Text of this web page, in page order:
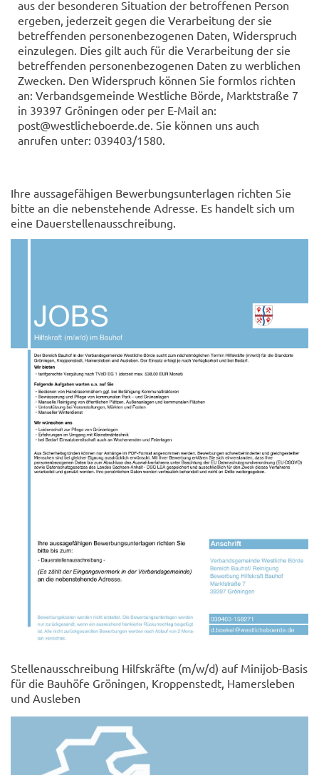
aus der besonderen Situation der betroffenen Person
ergeben, jederzeit gegen die Verarbeitung der sie
betreffenden personenbezogenen Daten, Widerspruch
einzulegen. Dies gilt auch für die Verarbeitung der sie
betreffenden personenbezogenen Daten zu werblichen
Zwecken. Den Widerspruch können Sie formlos richten
an: Verbandsgemeinde Westliche Börde, Marktstraße 7
in 39397 Gröningen oder per E-Mail an:
post@westlicheboerde.de. Sie können uns auch
anrufen unter: 039403/1580.
Ihre aussagefähigen Bewerbungsunterlagen richten Sie
bitte an die nebenstehende Adresse. Es handelt sich um
eine Dauerstellenausschreibung.
Stellenausschreibung Hilfskräfte (m/w/d) auf Minijob-Basis
für die Bauhöfe Gröningen, Kroppenstedt, Hamersleben
und Ausleben